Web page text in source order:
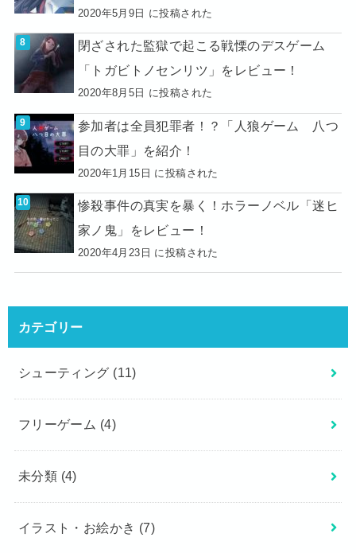
2020年5月9日 に投稿された
閉ざされた監獄で起こる戦慄のデスゲーム
「トガビトノセンリツ」をレビュー！
2020年8月5日 に投稿された
参加者は全員犯罪者！？「人狼ゲーム 八つ
目の大罪」を紹介！
2020年1月15日 に投稿された
惨殺事件の真実を暴く！ホラーノベル「迷ヒ
家ノ鬼」をレビュー！
2020年4月23日 に投稿された
カテゴリー
シューティング (11)
フリーゲーム (4)
未分類 (4)
イラスト・お絵かき (7)